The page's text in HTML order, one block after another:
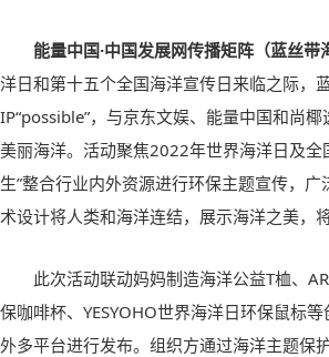
能量中国·中国发展网传播矩阵（蓝丝带
洋日和第十五个全国海洋宣传日来临之际，
IP“possible”，与京东文娱、能量中国和尚
美丽海洋。活动聚焦2022年世界海洋日及
生”整合行业内外资源进行环保主题宣传，
术设计将人类和海洋连结，展示海洋之美，
此次活动联动妈妈制造海洋公益T桖、
保咖啡杯、YESYOHO世界海洋日环保鼠标
外多平台进行发布。组织方通过海洋主题保